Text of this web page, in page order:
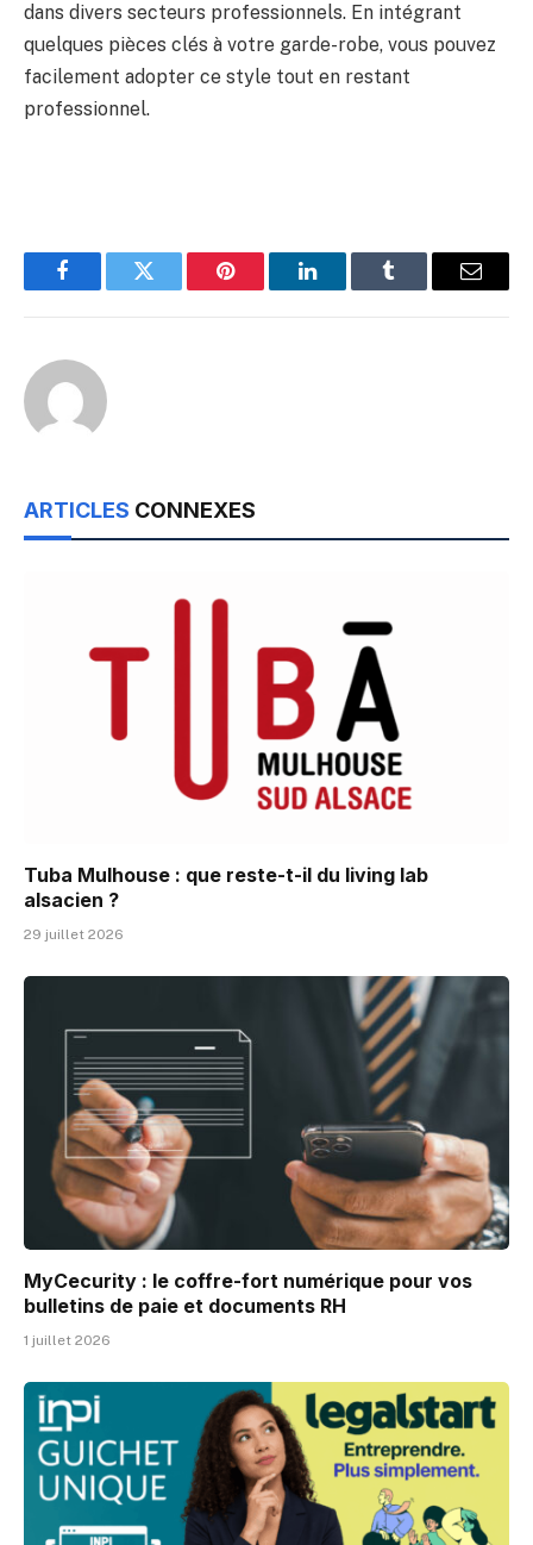
dans divers secteurs professionnels. En intégrant
quelques pièces clés à votre garde-robe, vous pouvez
facilement adopter ce style tout en restant
professionnel.
FacebookTwitter Pinterest LinkedInTumblr Email
ARTICLES CONNEXES
Tuba Mulhouse : que reste-t-il du living lab
alsacien ?
29 juillet 2026
MyCecurity : le coffre-fort numérique pour vos
bulletins de paie et documents RH
1 juillet 2026